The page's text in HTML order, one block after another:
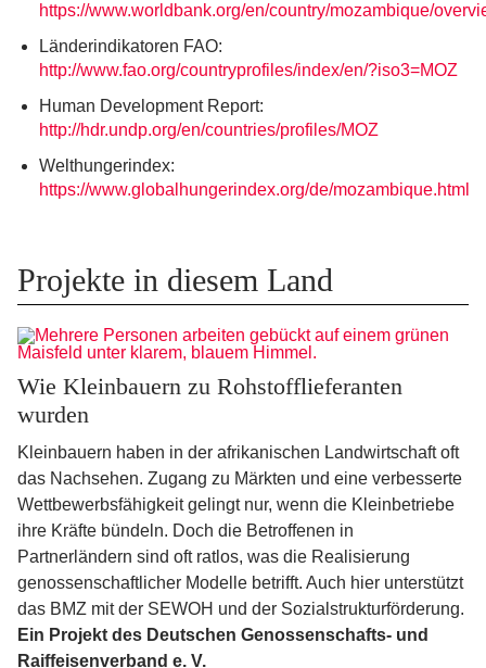
https://www.worldbank.org/en/country/mozambique/
Länderindikatoren FAO:
http://www.fao.org/countryprofiles/index/en/?iso3=MOZ
Human Development Report:
http://hdr.undp.org/en/countries/profiles/MOZ
Welthungerindex:
https://www.globalhungerindex.org/de/mozambique.html
Projekte in diesem Land
Wie Kleinbauern zu Rohstofflieferanten
wurden
Kleinbauern haben in der afrikanischen Landwirtschaft oft
das Nachsehen. Zugang zu Märkten und eine verbesserte
Wettbewerbsfähigkeit gelingt nur, wenn die Kleinbetriebe
ihre Kräfte bündeln. Doch die Betroffenen in
Partnerländern sind oft ratlos, was die Realisierung
genossenschaftlicher Modelle betrifft. Auch hier unterstützt
das BMZ mit der SEWOH und der Sozialstrukturförderung.
Ein Projekt des Deutschen Genossenschafts- und
Raiffeisenverband e. V.